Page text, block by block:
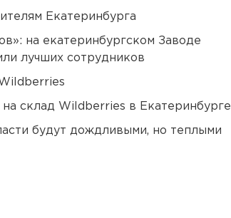
Екатеринбурга
на екатеринбургском Заводе
лучших сотрудников
склад Wildberries в Екатеринбурге
будут дождливыми, но теплыми